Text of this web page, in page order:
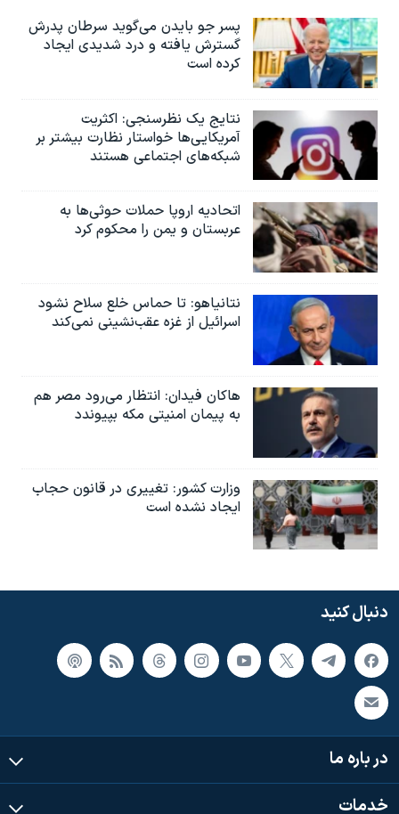
پسر جو بایدن می‌گوید سرطان پدرش
گسترش یافته و درد شدیدی ایجاد
کرده است
نتایج یک نظرسنجی: اکثریت
آمریکایی‌ها خواستار نظارت بیشتر بر
شبکه‌های اجتماعی هستند
اتحادیه اروپا حملات حوثی‌ها به
عربستان و یمن را محکوم کرد
نتانیاهو: تا حماس خلع سلاح نشود
اسرائیل از غزه عقب‌نشینی نمی‌کند
هاکان فیدان: انتظار می‌رود مصر هم
به پیمان امنیتی مکه بپیوندد
وزارت کشور: تغییری در قانون حجاب
ایجاد نشده است
دنبال کنید
در باره ما
خدمات